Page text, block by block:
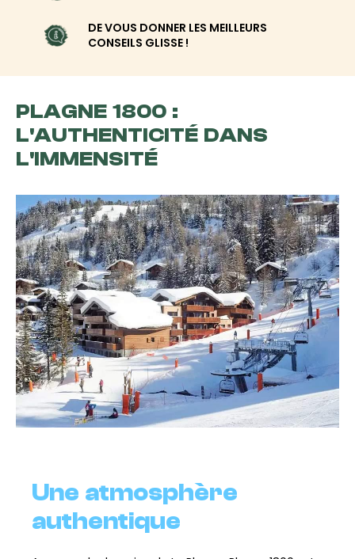
DE VOUS DONNER LES MEILLEURS
CONSEILS GLISSE !
PLAGNE 1800 :
L'AUTHENTICITÉ DANS
L'IMMENSITÉ
Une atmosphère
authentique